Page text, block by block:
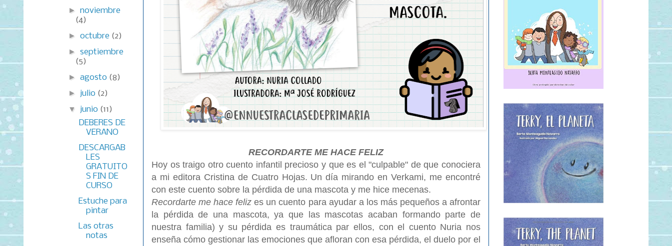
RECORDARTE ME HACE FELIZ
Hoy os traigo otro cuento infantil precioso y que es el "culpable" de que conociera
a mi editora Cristina de Cuatro Hojas. Un día mirando en Verkami, me encontré
con este cuento sobre la pérdida de una mascota y me hice mecenas.
Recordarte me hace felizes un cuento para ayudar a los más pequeños a afrontar
la pérdida de una mascota, ya que las mascotas acaban formando parte de
nuestra familia) y su pérdida es traumática par ellos, con el cuento Nuria nos
enseña cómo gestionar las emociones que afloran con esa pérdida, el duelo por el
►noviembre
(4)
►octubre (2)
►septiembre
(5)
►agosto (8)
► julio (2)
▼ junio (11)
DEBERES DE
VERANO
DESCARGAB
LES
GRATUITO
S FIN DE
CURSO
Estuche para
pintar
Las otras
notas